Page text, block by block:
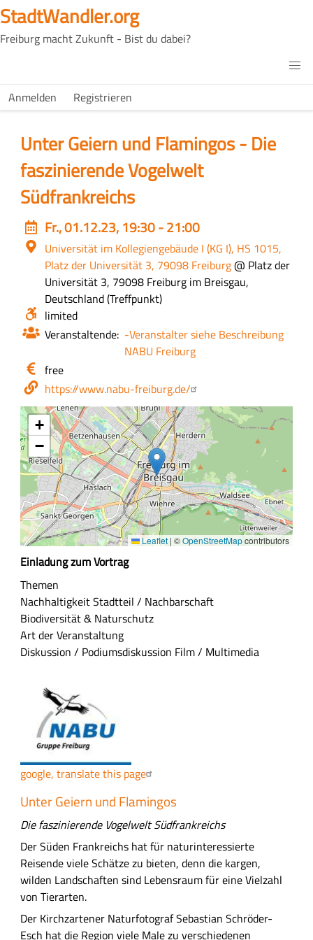
Direkt
zum
Inhalt
StadtWandler.org
Freiburg macht Zukunft - Bist du dabei?
Main
H4C
USER
Anmelden Registrieren
Unter Geiern und Flamingos - Die
faszinierende Vogelwelt
Südfrankreichs
Event
date
Fr., 01.12.23, 19:30 - 21:00
Ort
Universität im Kollegiengebäude I (KG I), HS 1015,
Platz der Universität 3, 79098 Freiburg@ Platz der
Universität 3, 79098 Freiburg im Breisgau,
Deutschland Zusätzliche
zum
Treffpunkt
Barrierefrei?
limited
Veranstaltende -Veranstalter siehe Beschreibung
NABU Freiburg
Eintritt
/
Kosten
free
Webseite
https://www.nabu-freiburg.de/
+
−
Leaflet | ©OpenStreetMapcontributors
Z
u
s
a
m
m
u
n
g
Einladung zum Vortrag
Themen
NachhaltigkeitStadtteil / Nachbarschaft
Biodiversität & Naturschutz
Art der Veranstaltung
Diskussion / Podiumsdiskussion Film / Multimedia
google, translate this page
A
s
f
ü
h
r
l
i
Unter Geiern und Flamingos
Die faszinierende Vogelwelt Südfrankreichs
Der Süden Frankreichs hat für naturinteressierte
Reisende viele Schätze zu bieten, denn die kargen,
wilden Landschaften sind Lebensraum für eine Vielzahl
von Tierarten.
Der Kirchzartener Naturfotograf Sebastian Schröder-
Esch hat die Region viele Male zu verschiedenen